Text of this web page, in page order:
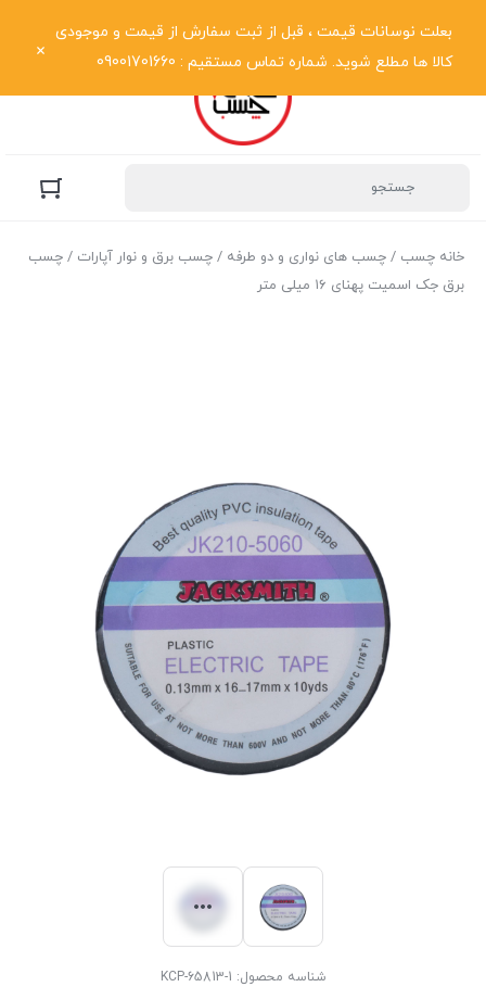
بعلت نوسانات قیمت ، قبل از ثبت سفارش از قیمت و موجودی
کالا ها مطلع شوید. شماره تماس مستقیم : 09001701660
خانه چسب / چسب های نواری و دو طرفه / چسب برق و نوار آپارات / چسب
برق جک اسمیت پهنای ۱۶ میلی متر
شناسه محصول: KCP-65813-1